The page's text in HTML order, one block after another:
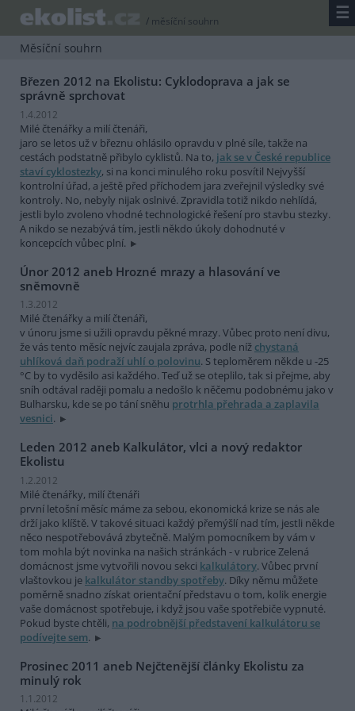
/ měsíční souhrn ☰
Měsíční souhrn
Březen 2012 na Ekolistu: Cyklodoprava a jak se
správně sprchovat
1.4.2012
Milé čtenářky a milí čtenáři,
jaro se letos už v březnu ohlásilo opravdu v plné síle, takže na
cestách podstatně přibylo cyklistů. Na to, jak se v České republice
staví cyklostezky, si na konci minulého roku posvítil Nejvyšší
kontrolní úřad, a ještě před příchodem jara zveřejnil výsledky své
kontroly. No, nebyly nijak oslnivé. Zpravidla totiž nikdo nehlídá,
jestli bylo zvoleno vhodné technologické řešení pro stavbu stezky.
A nikdo se nezabývá tím, jestli někdo úkoly dohodnuté v
koncepcích vůbec plní.
Únor 2012 aneb Hrozné mrazy a hlasování ve
sněmovně
1.3.2012
Milé čtenářky a milí čtenáři,
v únoru jsme si užili opravdu pěkné mrazy. Vůbec proto není divu,
že vás tento měsíc nejvíc zaujala zpráva, podle níž chystaná
uhlíková daň podraží uhlí o polovinu. S teploměrem někde u -25
°C by to vyděsilo asi každého. Teď už se oteplilo, tak si přejme, aby
sníh odtával raději pomalu a nedošlo k něčemu podobnému jako v
Bulharsku, kde se po tání sněhu protrhla přehrada a zaplavila
vesnici.
Leden 2012 aneb Kalkulátor, vlci a nový redaktor
Ekolistu
1.2.2012
Milé čtenářky, milí čtenáři
první letošní měsíc máme za sebou, ekonomická krize se nás ale
drží jako klíště. V takové situaci každý přemýšlí nad tím, jestli někde
něco nespotřebovává zbytečně. Malým pomocníkem by vám v
tom mohla být novinka na našich stránkách - v rubrice Zelená
domácnost jsme vytvořili novou sekci kalkulátory. Vůbec první
vlaštovkou je kalkulátor standby spotřeby. Díky němu můžete
poměrně snadno získat orientační představu o tom, kolik energie
vaše domácnost spotřebuje, i když jsou vaše spotřebiče vypnuté.
Pokud byste chtěli, na podrobnější představení kalkulátoru se
podívejte sem.
Prosinec 2011 aneb Nejčtenější články Ekolistu za
minulý rok
1.1.2012